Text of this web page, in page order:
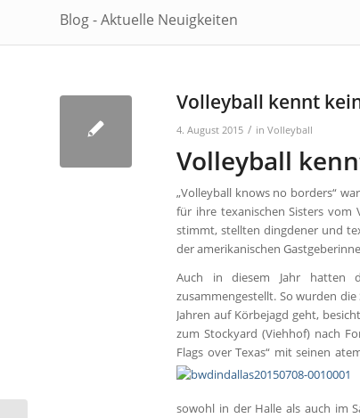
Blog - Aktuelle Neuigkeiten
Volleyball kennt
4. August 2015 / in Volleyball
Volleyball
„Volleyball knows no borders“
für ihre texanischen Sisters vom
stimmt, stellten dingdener und
der amerikanischen
Auch in diesem Jahr hatten
zusammengestellt. So wurden
Jahren auf Körbejagd geht,
zum Stockyard (Viehhof) nach
Flags over Texas“ mit seinen
sowohl in der Halle als auch im